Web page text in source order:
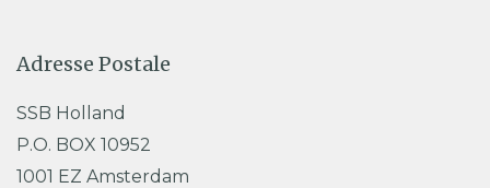
Adresse Postale
SSB Holland
P.O. BOX 10952
1001 EZ Amsterdam